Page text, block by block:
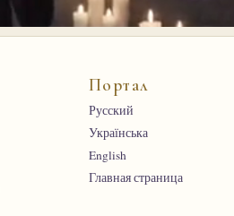
Портал
Русский
Українська
English
Главная страница